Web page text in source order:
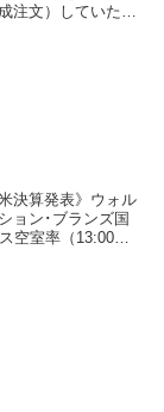
文）していたが
決算発表》ウォル
ョン･ブランズ国
空室率（13:00）